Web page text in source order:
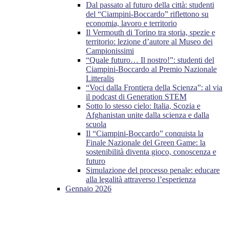
Dal passato al futuro della città: studenti
del “Ciampini-Boccardo” riflettono su
economia, lavoro e territorio
Il Vermouth di Torino tra storia, spezie e
territorio: lezione d’autore al Museo dei
Campionissimi
“Quale futuro… Il nostro!”: studenti del
Ciampini-Boccardo al Premio Nazionale
Litteralis
“Voci dalla Frontiera della Scienza”: al via
il podcast di Generation STEM
Sotto lo stesso cielo: Italia, Scozia e
Afghanistan unite dalla scienza e dalla
scuola
Il “Ciampini-Boccardo” conquista la
Finale Nazionale del Green Game: la
sostenibilità diventa gioco, conoscenza e
futuro
Simulazione del processo penale: educare
alla legalità attraverso l’esperienza
Gennaio 2026